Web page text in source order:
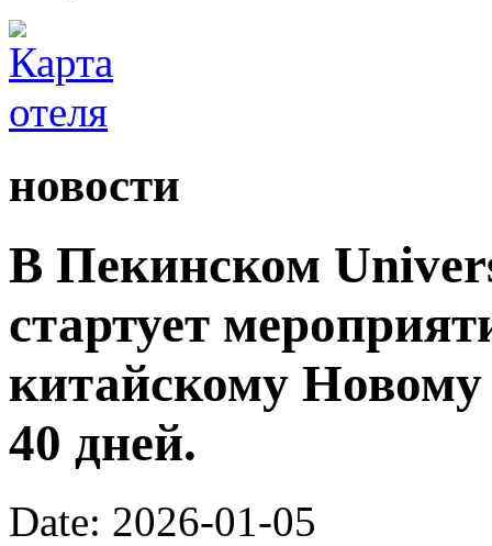
новости
В Пекинском
стартует
китайскому Новому
40 дней.
Date: 2026-01-05